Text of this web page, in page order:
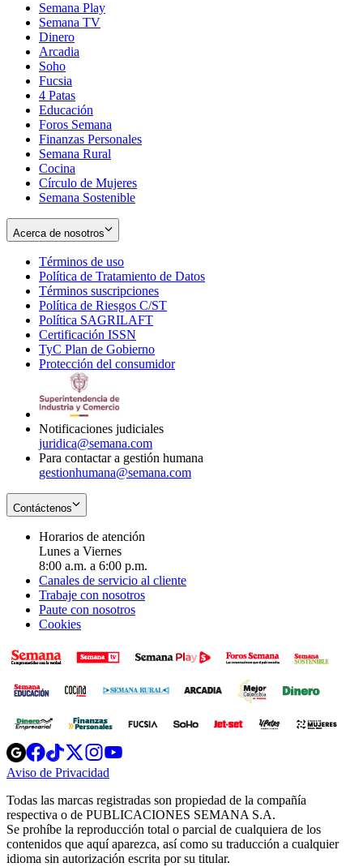
Semana Play
Semana TV
Dinero
Arcadia
Soho
in
new
window
Fucsia
in
new
window
4 Patas
Educación
Foros Semana
Finanzas Personales
Semana Rural
Cocina
Círculo de Mujeres
Semana Sostenible
Acerca de nosotros
Términos de uso
in
new
window
Política de Tratamiento de Datos
Términos suscripciones
in
Política de Riesgos C/ST
Política SAGRILAFT
new
window
Certificación ISSN
in
new
TyC Plan de Gobierno
in
Protección del consumidorOpens
Notificaciones judiciales
juridica@semana.com
Para contactar a gestión humana
gestionhumana@semana.com
Contáctenos
Horarios de atención
Lunes a Viernes
8:00 a.m. a 6:00 p.m.
Canales de servicio al cliente
Trabaje con nosotros
Paute con nosotros
Cookies
Opens
in
new
Opens
in
new
Opens
in
new
window
Opens
new
windowwindow
Aviso de Privacidad
new
window
Todas las marcas registradas son propiedad de la compañía
respectiva o de PUBLICACIONES SEMANA S.A.
Se prohíbe la reproducción total o parcial de cualquiera de los
contenidos que aquí aparezca, así como su traducción a cualquier
idioma sin autorización escrita por su titular.